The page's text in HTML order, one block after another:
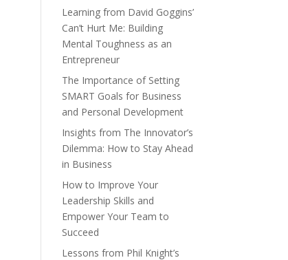
Learning from David Goggins’
Can’t Hurt Me: Building
Mental Toughness as an
Entrepreneur
The Importance of Setting
SMART Goals for Business
and Personal Development
Insights from The Innovator’s
Dilemma: How to Stay Ahead
in Business
How to Improve Your
Leadership Skills and
Empower Your Team to
Succeed
Lessons from Phil Knight’s